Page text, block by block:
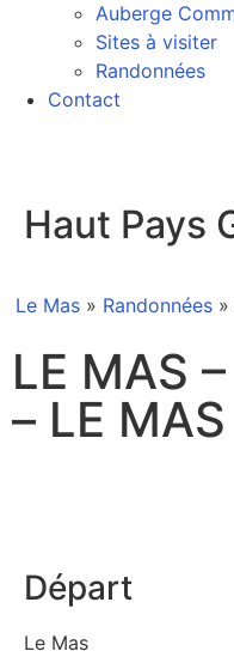
Auberge
Sites à visiter
Randonnées
Contact
Haut Pays
Le Mas» Randonnées»
LE MAS
– LE MAS
Départ
Le Mas